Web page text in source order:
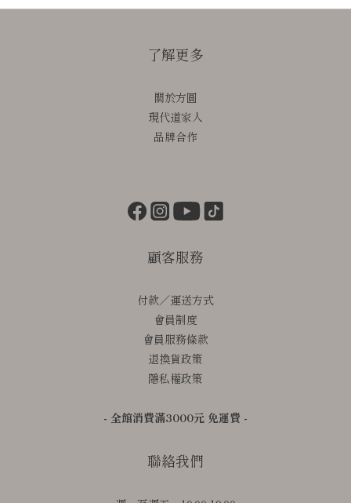
了解更多
關於方圓
現代道家人
品牌合作
顧客服務
付款／運送方式
會員制度
會員服務條款
退換貨政策
隱私權政策
- 全館消費滿3000元 免運費 -
聯絡我們